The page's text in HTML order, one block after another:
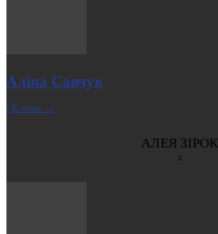
Аліна Савчук
| Більше →
АЛЕЯ ЗІРОК